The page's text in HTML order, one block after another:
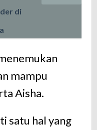
di
mampu
Aisha.
satu hal yang